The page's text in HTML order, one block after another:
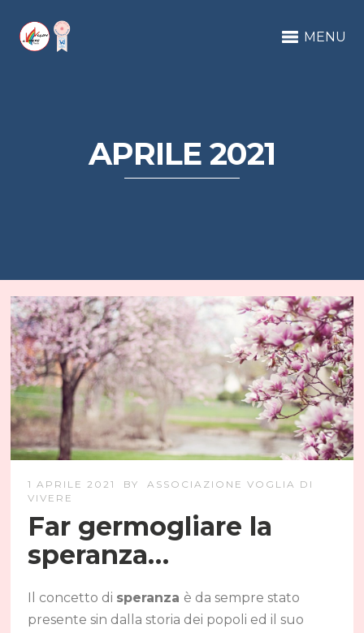
MENU
APRILE 2021
1 APRILE 2021 BY
ASSOCIAZIONE VOGLIA DI
VIVERE
Far germogliare la
speranza…
Il concetto di speranza è da sempre stato
presente sin dalla storia dei popoli ed il suo